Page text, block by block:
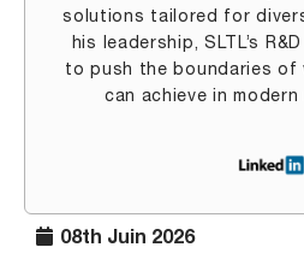
08th Juin 2026
solutions tailored for
his leadership, SLTL’s
to push the boundaries of
can achieve in modern